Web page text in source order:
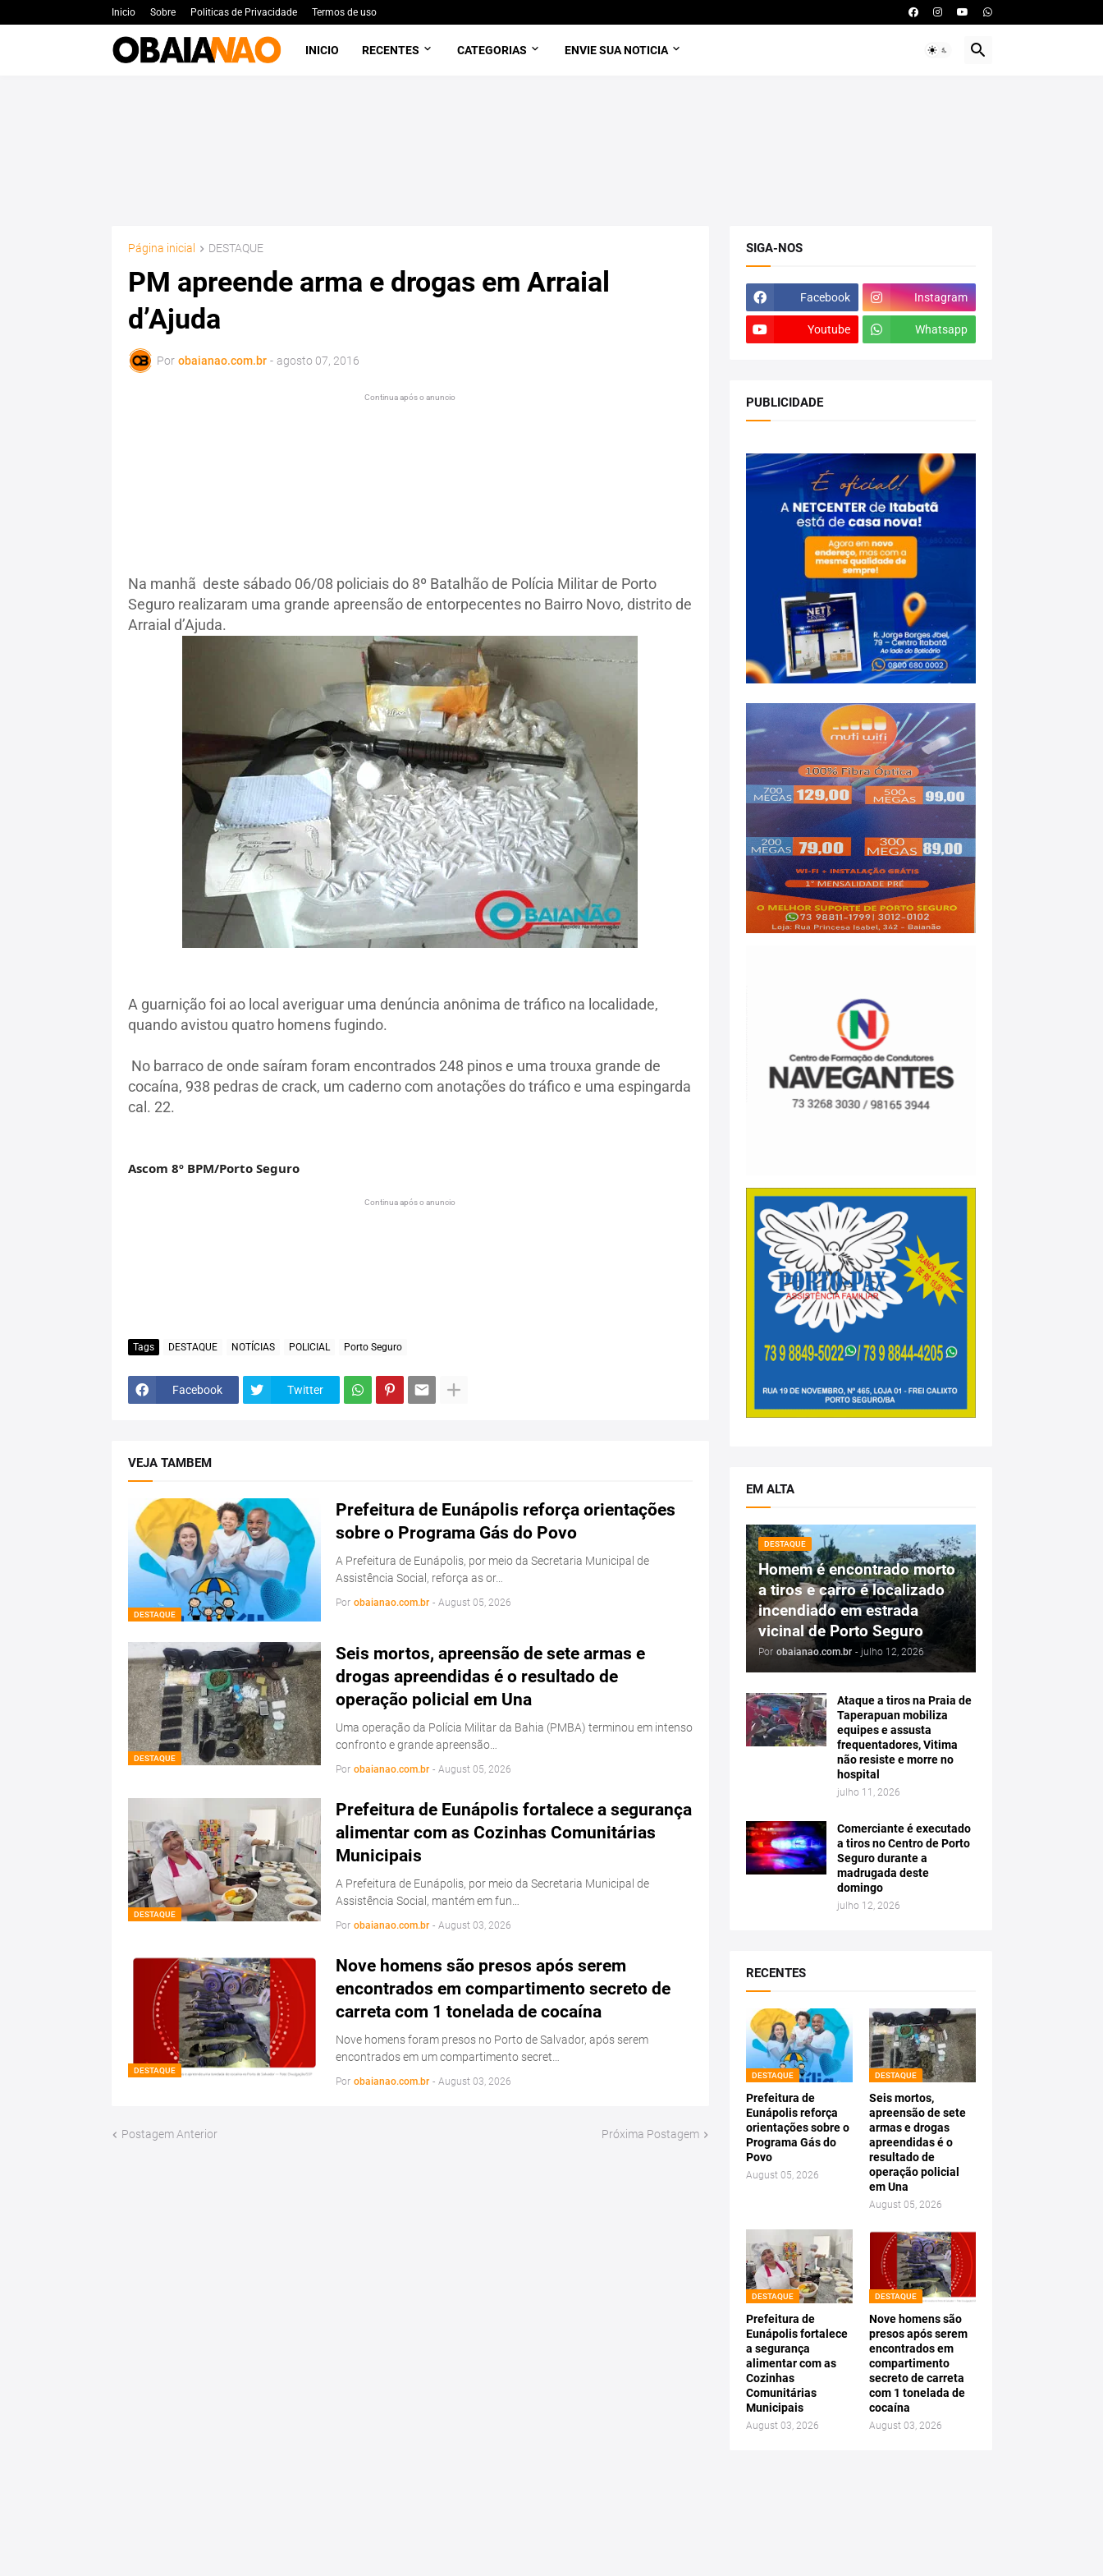
Inicio Sobre Politicas de Privacidade Termos de uso
INICIO RECENTES CATEGORIAS ENVIE SUA NOTICIA
Página inicial DESTAQUE
PM apreende arma e drogas em Arraial
d’Ajuda
Por obaianao.com.br - agosto 07, 2016
Continua após o anuncio
Na manhã deste sábado 06/08 policiais do 8º Batalhão de Polícia Militar de Porto
Seguro realizaram uma grande apreensão de entorpecentes no Bairro Novo, distrito de
Arraial d’Ajuda.
A guarnição foi ao local averiguar uma denúncia anônima de tráfico na localidade,
quando avistou quatro homens fugindo.
No barraco de onde saíram foram encontrados 248 pinos e uma trouxa grande de
cocaína, 938 pedras de crack, um caderno com anotações do tráfico e uma espingarda
cal. 22.
Ascom 8º BPM/Porto Seguro
Continua após o anuncio
Tags DESTAQUE NOTÍCIAS POLICIAL Porto Seguro
Facebook Twitter
VEJA TAMBEM
DESTAQUE
Prefeitura de Eunápolis reforça orientações
sobre o Programa Gás do Povo
A Prefeitura de Eunápolis, por meio da Secretaria Municipal de
Assistência Social, reforça as or…
Por obaianao.com.br - August 05, 2026
DESTAQUE
Seis mortos, apreensão de sete armas e
drogas apreendidas é o resultado de
operação policial em Una
Uma operação da Polícia Militar da Bahia (PMBA) terminou em intenso
confronto e grande apreensão…
Por obaianao.com.br - August 05, 2026
DESTAQUE
Prefeitura de Eunápolis fortalece a segurança
alimentar com as Cozinhas Comunitárias
Municipais
A Prefeitura de Eunápolis, por meio da Secretaria Municipal de
Assistência Social, mantém em fun…
Por obaianao.com.br - August 03, 2026
DESTAQUE
Nove homens são presos após serem
encontrados em compartimento secreto de
carreta com 1 tonelada de cocaína
Nove homens foram presos no Porto de Salvador, após serem
encontrados em um compartimento secret…
Por obaianao.com.br - August 03, 2026
Postagem Anterior Próxima Postagem
SIGA-NOS
Facebook Instagram
Youtube Whatsapp
PUBLICIDADE
EM ALTA
DESTAQUE
Homem é encontrado morto
a tiros e carro é localizado
incendiado em estrada
vicinal de Porto Seguro
Por obaianao.com.br - julho 12, 2026
Ataque a tiros na Praia de
Taperapuan mobiliza
equipes e assusta
frequentadores, Vitima
não resiste e morre no
hospital
julho 11, 2026
Comerciante é executado
a tiros no Centro de Porto
Seguro durante a
madrugada deste
domingo
julho 12, 2026
RECENTES
DESTAQUE
Prefeitura de
Eunápolis reforça
orientações sobre o
Programa Gás do
Povo
August 05, 2026
DESTAQUE
Seis mortos,
apreensão de sete
armas e drogas
apreendidas é o
resultado de
operação policial
em Una
August 05, 2026
DESTAQUE
Prefeitura de
Eunápolis fortalece
a segurança
alimentar com as
Cozinhas
Comunitárias
Municipais
August 03, 2026
DESTAQUE
Nove homens são
presos após serem
encontrados em
compartimento
secreto de carreta
com 1 tonelada de
cocaína
August 03, 2026